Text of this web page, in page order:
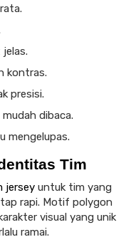
kontras.
presisi.
dibaca.
mengelupas.
Tim
jersey untuk tim yang
rapi. Motif polygon
visual yang unik
ramai.